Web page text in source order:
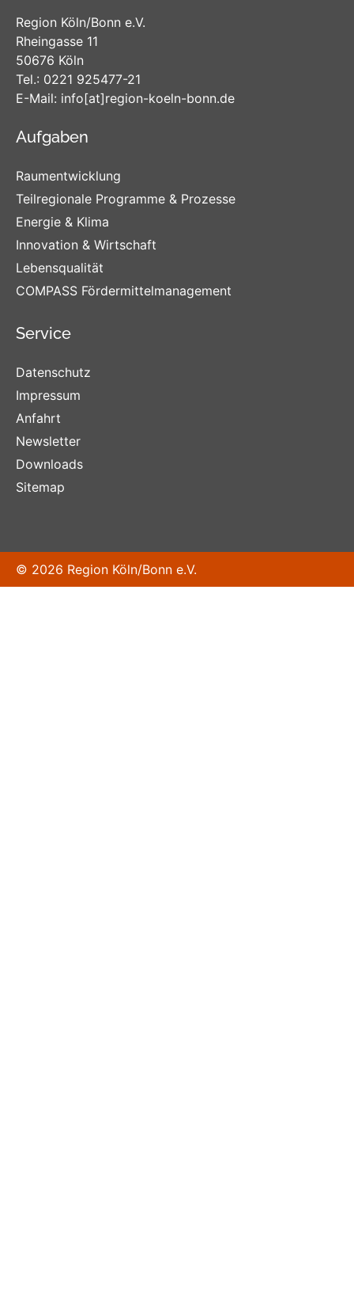
Region Köln/Bonn e.V.
Rheingasse 11
50676 Köln
Tel.: 0221 925477-21
E-Mail: info[at]region-koeln-bonn.de
Aufgaben
Raumentwicklung
Teilregionale Programme & Prozesse
Energie & Klima
Innovation & Wirtschaft
Lebensqualität
COMPASS Fördermittelmanagement
Service
Datenschutz
Impressum
Anfahrt
Newsletter
Downloads
Sitemap
© 2026 Region Köln/Bonn e.V.